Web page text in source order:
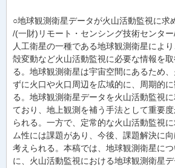
○地球観測衛星データが火山活動監視に求
/(一財)リモート・センシング技術センタ
人工衛星の一種である地球観測衛星によ
殻変動など火山活動監視に必要な情報を
る。地球観測衛星は宇宙空間にあるため
ずに火口や火口周辺を広域的に、周期的
る。地球観測衛星データを火山活動監視
ており、地上観測を補う手法として重要
られる。一方で、定常的な火山活動監視
ム性には課題があり、今後、課題解決に
考えられる。本稿では、地球観測衛星に
に、火山活動監視における地球観測衛星